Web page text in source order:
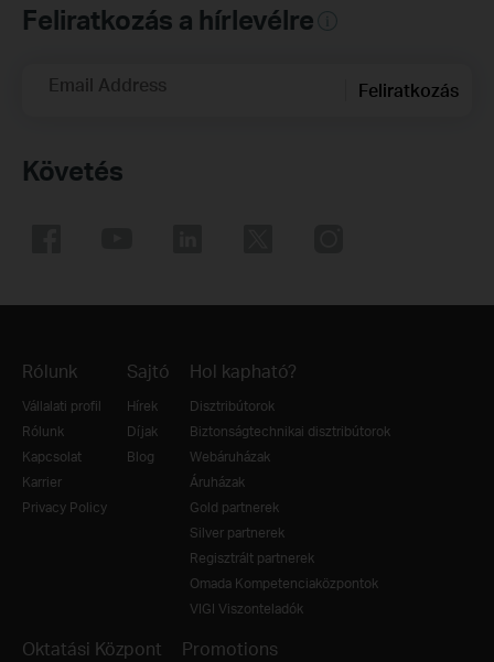
Feliratkozás a hírlevélre
Email Address Feliratkozás
Követés
Rólunk
Vállalati profil
Rólunk
Kapcsolat
Karrier
Privacy Policy
Sajtó
Hírek
Díjak
Blog
Hol kapható?
Disztribútorok
Biztonságtechnikai disztribútorok
Webáruházak
Áruházak
Gold partnerek
Silver partnerek
Regisztrált partnerek
Omada Kompetenciaközpontok
VIGI Viszonteladók
Oktatási Központ Promotions